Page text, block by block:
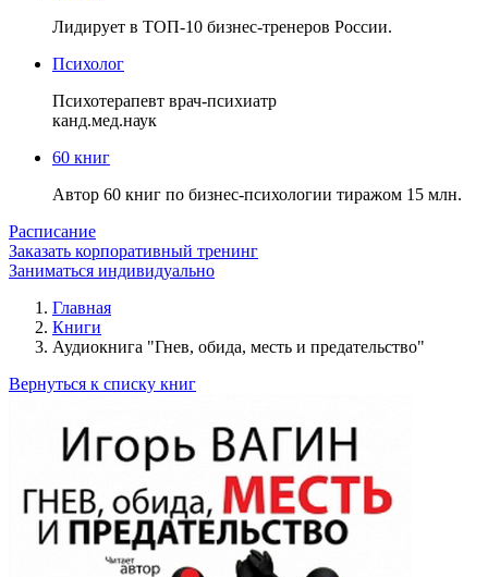
Лидирует в ТОП-10 бизнес-тренеров России.
Психолог
Психотерапевт врач-психиатр
канд.мед.наук
60 книг
Автор 60 книг по бизнес-психологии тиражом 15 млн.
Расписание
Заказать корпоративный тренинг
Заниматься индивидуально
Главная
Книги
Аудиокнига "Гнев, обида, месть и предательство"
Вернуться к списку книг